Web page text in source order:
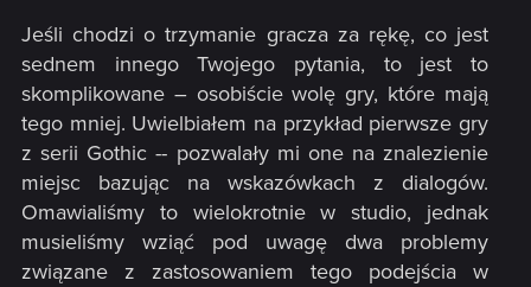
Jeśli chodzi o trzymanie gracza za rękę, co jest
sednem innego Twojego pytania, to jest to
skomplikowane – osobiście wolę gry, które mają
tego mniej. Uwielbiałem na przykład pierwsze gry
z serii Gothic -- pozwalały mi one na znalezienie
miejsc bazując na wskazówkach z dialogów.
Omawialiśmy to wielokrotnie w studio, jednak
musieliśmy wziąć pod uwagę dwa problemy
związane z zastosowaniem tego podejścia w